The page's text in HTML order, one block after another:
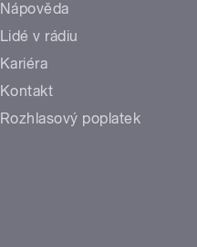
Nápověda
Lidé v rádiu
Kariéra
Kontakt
Rozhlasový poplatek